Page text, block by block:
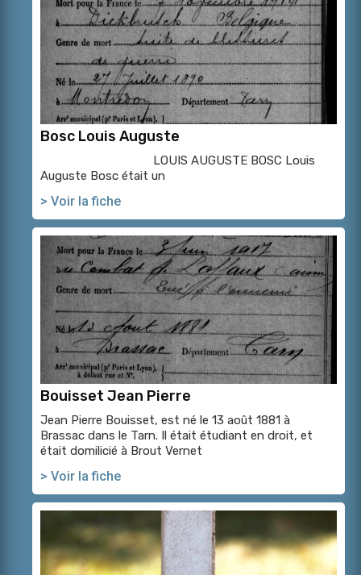
Bosc Louis Auguste
LOUIS AUGUSTE BOSC Louis
Auguste Bosc était un
> Voir la fiche
Bouisset Jean Pierre
Jean Pierre Bouisset, est né le 13 août 1881 à
Brassac dans le Tarn. Il était étudiant en droit, et
était domilicié à Brout Vernet
> Voir la fiche